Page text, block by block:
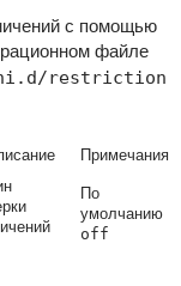
с помощью
файле
restriction
Примечания
По
умолчанию
off